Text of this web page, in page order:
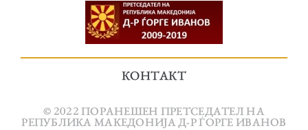
КОНТАКТ
© 2022 ПОРАНЕШЕН ПРЕТСЕДАТЕЛ НА
РЕПУБЛИКА МАКЕДОНИЈА Д-Р ЃОРГЕ ИВАНОВ